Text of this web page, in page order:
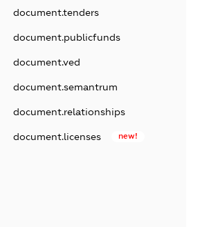
document.tenders
document.publicfunds
document.ved
document.semantrum
document.relationships
document.licenses new!